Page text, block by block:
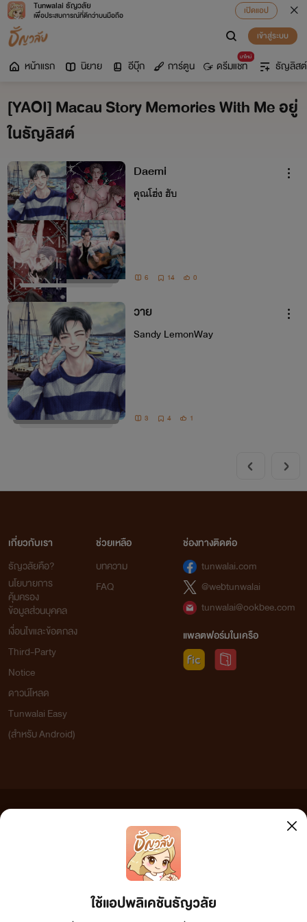
Tunwalai ธัญวลัย
เพื่อประสบการณ์ที่ดีกว่าบนมือถือ
เปิดแอป
เข้าสู่ระบบ
หน้าแรก นิยาย อีบุ๊ก การ์ตูน
มาใหม่
ดรีมแชท ธัญลิสต์
[YAOI] Macau Story Memories With Me อยู่
ในธัญลิสต์
Daemi
คุณโฮ่ง ฮับ
6 14 0
วาย
Sandy LemonWay
3 4 1
ใช้แอปพลิเคชันธัญวลัย
เกี่ยวกับเรา
ธัญวลัยคือ?
นโยบายการ
คุ้มครอง
ข้อมูลส่วนบุคคล
เงื่อนไขและข้อตกลง
Third-Party
Notice
ดาวน์โหลด
Tunwalai Easy
(สำหรับ Android)
ช่วยเหลือ
บทความ
FAQ
ช่องทางติดต่อ
tunwalai.com
@webtunwalai
tunwalai@ookbee.com
แพลตฟอร์มในเครือ
เว็บไซต์แห่งนี้ไม่ได้เห็นด้วยและไม่ขอรับผิดชอบต่อข้อความใดๆ ทั้งสิ้น ดังนั้นผู้อ่านทุกท่านโปรดใช้
วิจารณญาณในการกลั่นกรองด้วยตนเอง และหากท่านพบข้อความใดๆ ที่ขัดต่อกฎหมายและศีลธรรม
กรุณาแจ้งมาที่ tunwalai@ookbee.com เพื่อทีมงานจะได้ดำเนินการในทันที ทั้งนี้ ทางเว็บไซต์ขอสงวน
ลิขสิทธิ์ตามพระราชบัญญัติลิขสิทธิ์ (ฉบับเพิ่มเติม) พ.ศ.2558